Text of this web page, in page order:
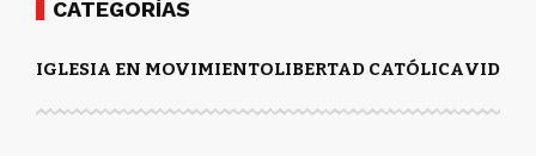
CATEGORÍAS
IGLESIA EN MOVIMIENTOLIBERTAD CATÓLICAVIDA